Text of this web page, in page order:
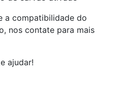
a compatibilidade do
nos contate para mais
ajudar!